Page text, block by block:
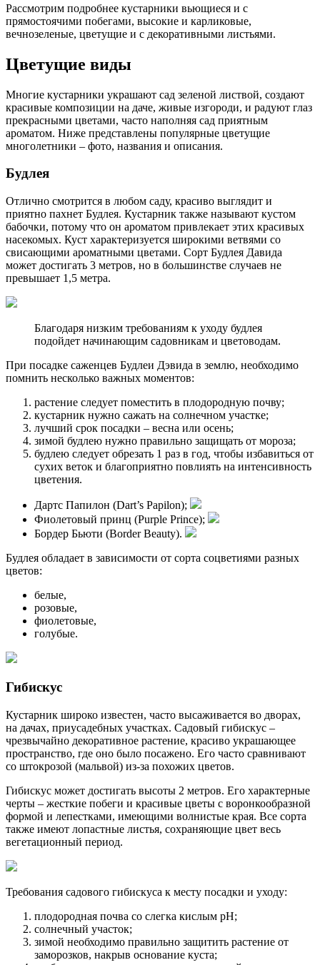
Рассмотрим подробнее кустарники вьющиеся и с
прямостоячими побегами, высокие и карликовые,
вечнозеленые, цветущие и с декоративными листьями.
Цветущие виды
Многие кустарники украшают сад зеленой листвой, создают
красивые композиции на даче, живые изгороди, и радуют глаз
прекрасными цветами, часто наполняя сад приятным
ароматом. Ниже представлены популярные цветущие
многолетники – фото, названия и описания.
Будлея
Отлично смотрится в любом саду, красиво выглядит и
приятно пахнет Будлея. Кустарник также называют кустом
бабочки, потому что он ароматом привлекает этих красивых
насекомых. Куст характеризуется широкими ветвями со
свисающими ароматными цветами. Сорт Будлея Давида
может достигать 3 метров, но в большинстве случаев не
превышает 1,5 метра.
Благодаря низким требованиям к уходу будлея
подойдет начинающим садовникам и цветоводам.
При посадке саженцев Будлеи Дэвида в землю, необходимо
помнить несколько важных моментов:
растение следует поместить в плодородную почву;
кустарник нужно сажать на солнечном участке;
лучший срок посадки – весна или осень;
зимой будлею нужно правильно защищать от мороза;
будлею следует обрезать 1 раз в год, чтобы избавиться от
сухих веток и благоприятно повлиять на интенсивность
цветения.
Дартс Папилон (Dart’s Papilon);
Фиолетовый принц (Purple Prince);
Бордер Бьюти (Border Beauty).
Будлея обладает в зависимости от сорта соцветиями разных
цветов:
белые,
розовые,
фиолетовые,
голубые.
Гибискус
Кустарник широко известен, часто высаживается во дворах,
на дачах, приусадебных участках. Садовый гибискус –
чрезвычайно декоративное растение, красиво украшающее
пространство, где оно было посажено. Его часто сравнивают
со штокрозой (мальвой) из-за похожих цветов.
Гибискус может достигать высоты 2 метров. Его характерные
черты – жесткие побеги и красивые цветы с воронкообразной
формой и лепестками, имеющими волнистые края. Все сорта
также имеют лопастные листья, сохраняющие цвет весь
вегетационный период.
Требования садового гибискуса к месту посадки и уходу:
плодородная почва со слегка кислым pH;
солнечный участок;
зимой необходимо правильно защитить растение от
заморозков, накрыв основание куста;